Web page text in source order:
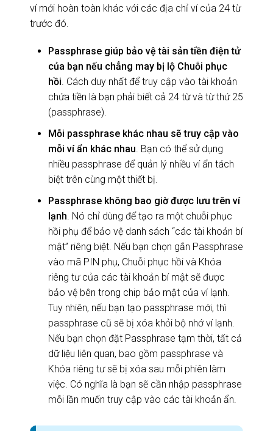
ví mới hoàn toàn khác với các địa chỉ ví của 24 từ
trước đó.
Passphrase giúp bảo vệ tài sản tiền điện tử
của bạn nếu chẳng may bị lộ Chuỗi phục
hồi. Cách duy nhất để truy cập vào tài khoản
chứa tiền là bạn phải biết cả 24 từ và từ thứ 25
(passphrase).
Mỗi passphrase khác nhau sẽ truy cập vào
mỗi ví ẩn khác nhau. Bạn có thể sử dụng
nhiều passphrase để quản lý nhiều ví ẩn tách
biệt trên cùng một thiết bị.
Passphrase không bao giờ được lưu trên ví
lạnh. Nó chỉ dùng để tạo ra một chuỗi phục
hồi phụ để bảo vệ danh sách “các tài khoản bí
mật” riêng biệt. Nếu bạn chọn gắn Passphrase
vào mã PIN phụ, Chuỗi phục hồi và Khóa
riêng tư của các tài khoản bí mật sẽ được
bảo vệ bên trong chip bảo mật của ví lạnh.
Tuy nhiên, nếu bạn tạo passphrase mới, thì
passphrase cũ sẽ bị xóa khỏi bộ nhớ ví lạnh.
Nếu bạn chọn đặt Passphrase tạm thời, tất cả
dữ liệu liên quan, bao gồm passphrase và
Khóa riêng tư sẽ bị xóa sau mỗi phiên làm
việc. Có nghĩa là bạn sẽ cần nhập passphrase
mỗi lần muốn truy cập vào các tài khoản ẩn.